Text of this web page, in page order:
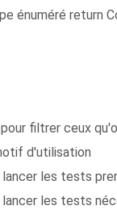
énuméré return
filtrer ceux
d'utilisation
les tests
les tests